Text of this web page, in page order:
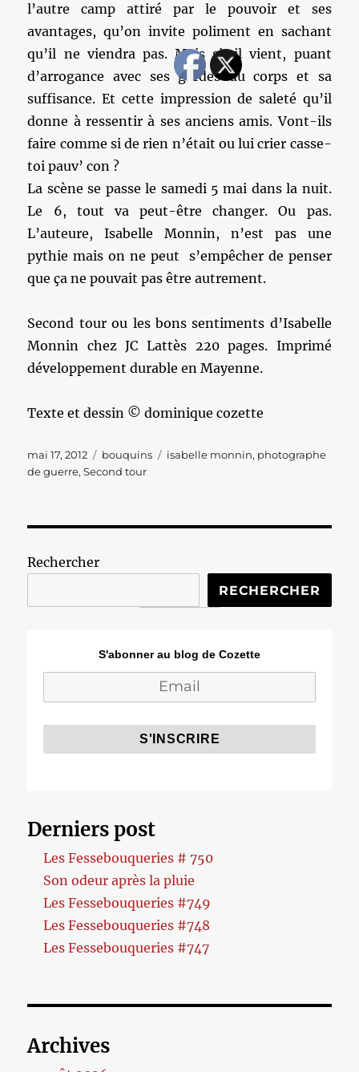
l’autre camp attiré par le pouvoir et ses
avantages, qu’on invite poliment en sachant
qu’il ne viendra pas. Mais si, il vient, puant
d’arrogance avec ses gardes du corps et sa
suffisance. Et cette impression de saleté qu’il
donne à ressentir à ses anciens amis. Vont-ils
faire comme si de rien n’était ou lui crier casse-
toi pauv’ con ?
La scène se passe le samedi 5 mai dans la nuit.
Le 6, tout va peut-être changer. Ou pas.
L’auteure, Isabelle Monnin, n’est pas une
pythie mais on ne peut s’empêcher de penser
que ça ne pouvait pas être autrement.
Second tour ou les bons sentiments d’Isabelle
Monnin chez JC Lattès 220 pages. Imprimé
développement durable en Mayenne.
Texte et dessin © dominique cozette
Publié
le
mai 17, 2012 Catégories
bouquins Étiquettes
isabelle monnin, photographe
de guerre,Second tour
Rechercher
RECHERCHER
S'abonner au blog de Cozette
Derniers post
Les Fessebouqueries # 750
Son odeur après la pluie
Les Fessebouqueries #749
Les Fessebouqueries #748
Les Fessebouqueries #747
Archives